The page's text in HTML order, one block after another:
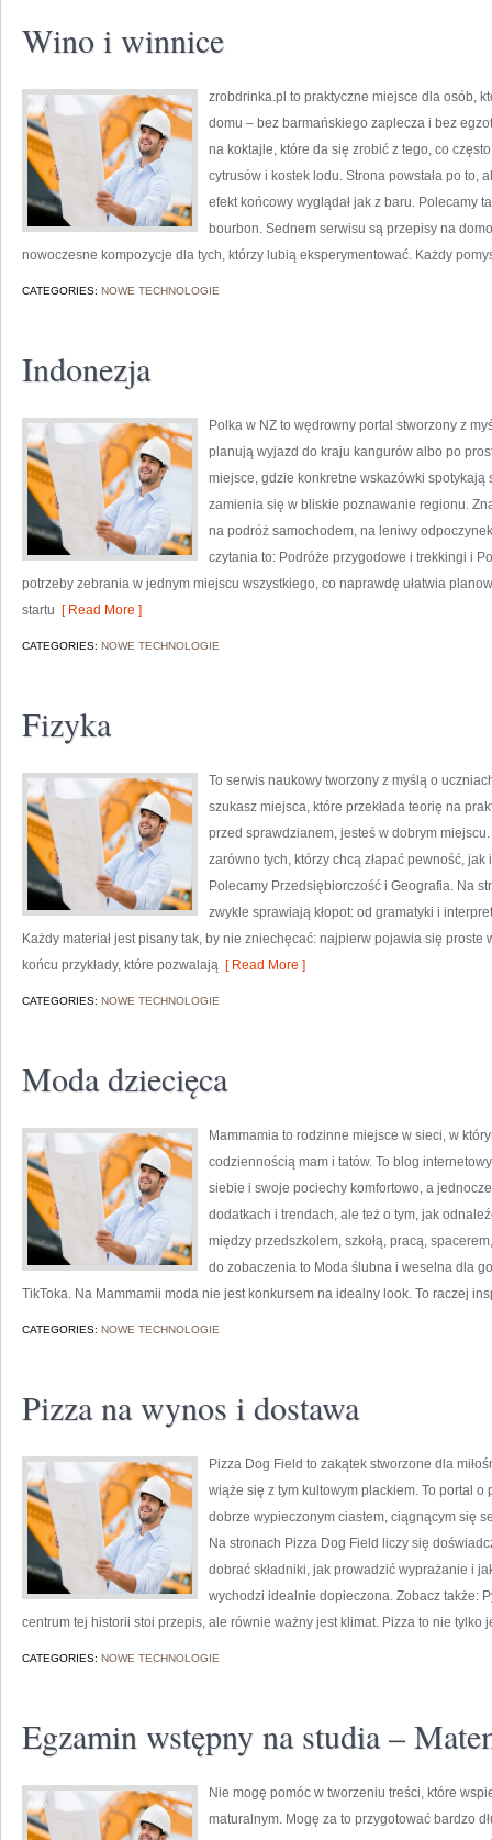
Wino i winnice
zrobdrinka.pl to praktyczne miejsce dla osób,
domu – bez barmańskiego zaplecza i bez
na koktajle, które da się zrobić z tego, co
cytrusów i kostek lodu. Strona powstała po to,
efekt końcowy wyglądał jak z baru. Polecamy
bourbon. Sednem serwisu są przepisy na
nowoczesne kompozycje dla tych, którzy lubią eksperymentować. Każdy
CATEGORIES: NOWE TECHNOLOGIE
Indonezja
Polka w NZ to wędrowny portal stworzony z
planują wyjazd do kraju kangurów albo po
miejsce, gdzie konkretne wskazówki spotykają
zamienia się w bliskie poznawanie regionu.
na podróż samochodem, na leniwy
czytania to: Podróże przygodowe i trekkingi i
potrzeby zebrania w jednym miejscu wszystkiego, co naprawdę ułatwia
startu [ Read More ]
CATEGORIES: NOWE TECHNOLOGIE
Fizyka
To serwis naukowy tworzony z myślą o
szukasz miejsca, które przekłada teorię na
przed sprawdzianem, jesteś w dobrym
zarówno tych, którzy chcą złapać pewność,
Polecamy Przedsiębiorczość i Geografia. Na
zwykle sprawiają kłopot: od gramatyki i
Każdy materiał jest pisany tak, by nie zniechęcać: najpierw pojawia się
końcu przykłady, które pozwalają [ Read More ]
CATEGORIES: NOWE TECHNOLOGIE
Moda dziecięca
Mammamia to rodzinne miejsce w sieci, w
codziennością mam i tatów. To blog
siebie i swoje pociechy komfortowo, a
dodatkach i trendach, ale też o tym, jak
między przedszkolem, szkołą, pracą,
do zobaczenia to Moda ślubna i weselna dla
TikToka. Na Mammamii moda nie jest konkursem na idealny look. To raczej
CATEGORIES: NOWE TECHNOLOGIE
Pizza na wynos i dostawa
Pizza Dog Field to zakątek stworzone dla
wiąże się z tym kultowym plackiem. To portal o
dobrze wypieczonym ciastem, ciągnącym się
Na stronach Pizza Dog Field liczy się
dobrać składniki, jak prowadzić wyprażanie i
wychodzi idealnie dopieczona. Zobacz także:
centrum tej historii stoi przepis, ale równie ważny jest klimat. Pizza to nie tylko
CATEGORIES: NOWE TECHNOLOGIE
Egzamin wstępny na studia –
Nie mogę pomóc w tworzeniu treści, które
maturalnym. Mogę za to przygotować bardzo